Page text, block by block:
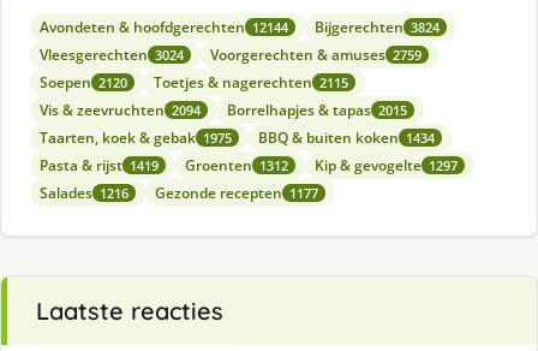
Avondeten & hoofdgerechten 12144 Bijgerechten 3824
Vleesgerechten 3024 Voorgerechten & amuses 2759
Soepen 2120 Toetjes & nagerechten 2115
Vis & zeevruchten 2094 Borrelhapjes & tapas 2015
Taarten, koek & gebak 1975 BBQ & buiten koken 1434
Pasta & rijst 1419 Groenten 1312 Kip & gevogelte 1297
Salades 1216 Gezonde recepten 1177
Laatste reacties